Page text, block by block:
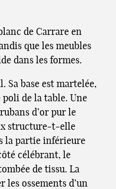
de Carrare en
que les meubles
dans les formes.
Sa base est martelée,
de la table. Une
d’or pur le
structure-t-elle
la partie inférieure
célébrant, le
de tissu. La
les ossements d’un